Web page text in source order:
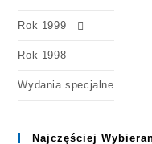
Rok 1999
Rok 1998
Wydania specjalne
Najczęściej